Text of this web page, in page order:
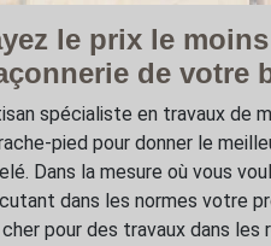
le prix le
de votre
spécialiste en travaux de
pied pour donner le
Dans la mesure où vous
dans les normes votre
pour des travaux dans les